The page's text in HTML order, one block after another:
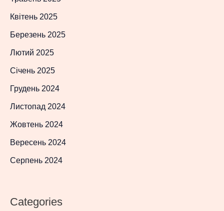
Квітень 2025
Березень 2025
Лютий 2025
Січень 2025
Грудень 2024
Листопад 2024
Жовтень 2024
Вересень 2024
Серпень 2024
Categories